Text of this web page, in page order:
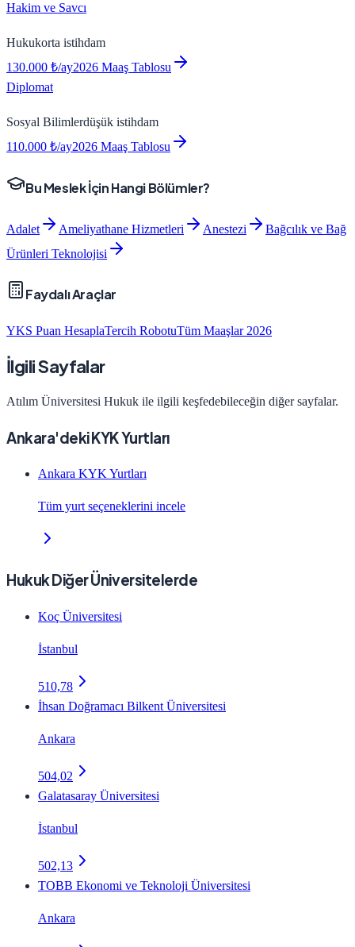
Hakim ve Savcı
Hukukorta istihdam
130.000 ₺/ay2026 Maaş Tablosu
Diplomat
Sosyal Bilimlerdüşük istihdam
110.000 ₺/ay2026 Maaş Tablosu
Bu Meslek İçin Hangi Bölümler?
Adalet Ameliyathane Hizmetleri Anestezi
Bağcılık ve Bağ
Ürünleri Teknolojisi
Faydalı Araçlar
YKS Puan HesaplaTercih RobotuTüm Maaşlar 2026
İlgili Sayfalar
Atılım Üniversitesi Hukuk ile ilgili keşfedebileceğin diğer sayfalar.
Ankara'deki KYK Yurtları
Ankara KYK Yurtları
Tüm yurt seçeneklerini incele
Hukuk Diğer Üniversitelerde
Koç Üniversitesi
İstanbul
510,78
İhsan Doğramacı Bilkent Üniversitesi
Ankara
504,02
Galatasaray Üniversitesi
İstanbul
502,13
TOBB Ekonomi ve Teknoloji Üniversitesi
Ankara